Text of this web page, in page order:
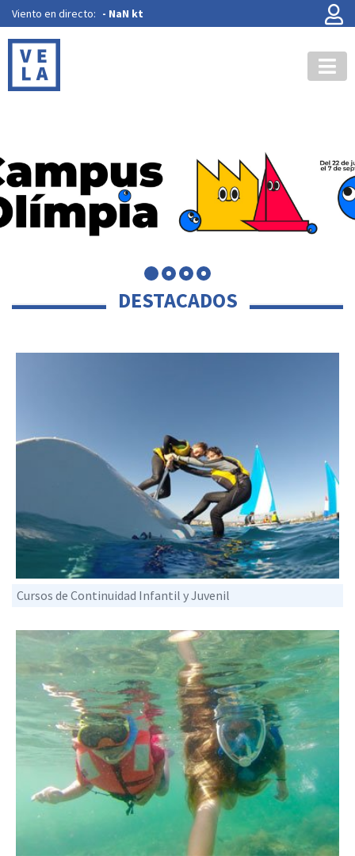
Viento en directo: - NaN kt
DESTACADOS
Cursos de Continuidad Infantil y Juvenil